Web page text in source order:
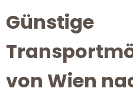
Günstige
von Wien